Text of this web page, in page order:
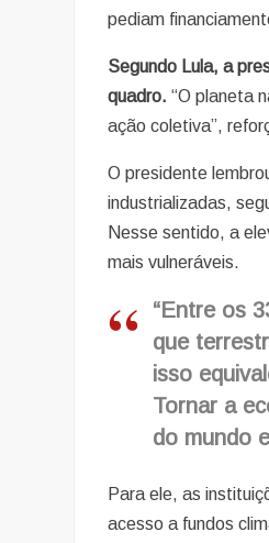
pediam
Segundo Lula, a
quadro. “O planeta
ação coletiva”,
O presidente
industrializadas,
Nesse sentido, a
mais vulneráveis.
“Entre os
que
isso
Tornar a
do mundo
Para ele, as
acesso a fundos